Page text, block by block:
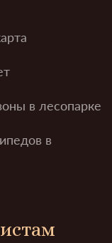
в лесопарке
в